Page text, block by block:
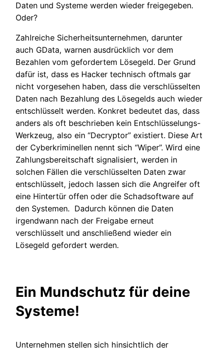
Daten und Systeme werden wieder freigegeben.
Oder?
Zahlreiche Sicherheitsunternehmen, darunter
auch GData, warnen ausdrücklich vor dem
Bezahlen vom gefordertem Lösegeld. Der Grund
dafür ist, dass es Hacker technisch oftmals gar
nicht vorgesehen haben, dass die verschlüsselten
Daten nach Bezahlung des Lösegelds auch wieder
entschlüsselt werden. Konkret bedeutet das, dass
anders als oft beschrieben kein Entschlüsselungs-
Werkzeug, also ein “Decryptor” existiert. Diese Art
der Cyberkriminellen nennt sich “Wiper”. Wird eine
Zahlungsbereitschaft signalisiert, werden in
solchen Fällen die verschlüsselten Daten zwar
entschlüsselt, jedoch lassen sich die Angreifer oft
eine Hintertür offen oder die Schadsoftware auf
den Systemen. Dadurch können die Daten
irgendwann nach der Freigabe erneut
verschlüsselt und anschließend wieder ein
Lösegeld gefordert werden.
Ein Mundschutz für deine
Systeme!
Unternehmen stellen sich hinsichtlich der